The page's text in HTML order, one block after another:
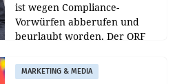
ist wegen Compliance-
Vorwürfen abberufen und
beurlaubt worden. Der ORF
entsprechende
Medienberichte.
MARKETING & MEDIA